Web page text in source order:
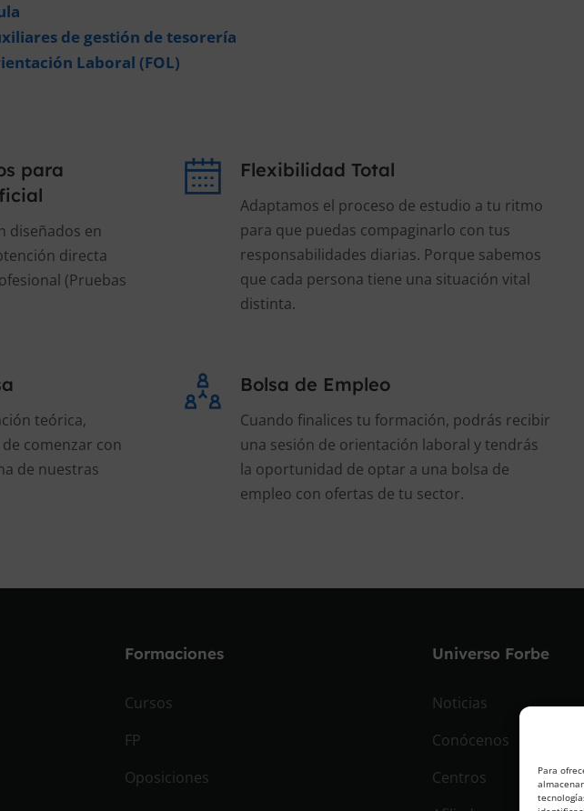
Para
de gestión de tesorería
Laboral (FOL)
para
diseñados en
directa
(Pruebas
Flexibilidad Total
Adaptamos el proceso de estudio a tu ritmo
para que puedas compaginarlo con tus
responsabilidades diarias. Porque sabemos
que cada persona tiene una situación vital
distinta.
teórica,
comenzar con
de nuestras
Bolsa de Empleo
Cuando finalices tu formación, podrás recibir
una sesión de orientación laboral y tendrás
la oportunidad de optar a una bolsa de
empleo con ofertas de tu sector.
Formaciones
Cursos
FP
Oposiciones
Universo Forbe
Noticias
Conócenos
Centros